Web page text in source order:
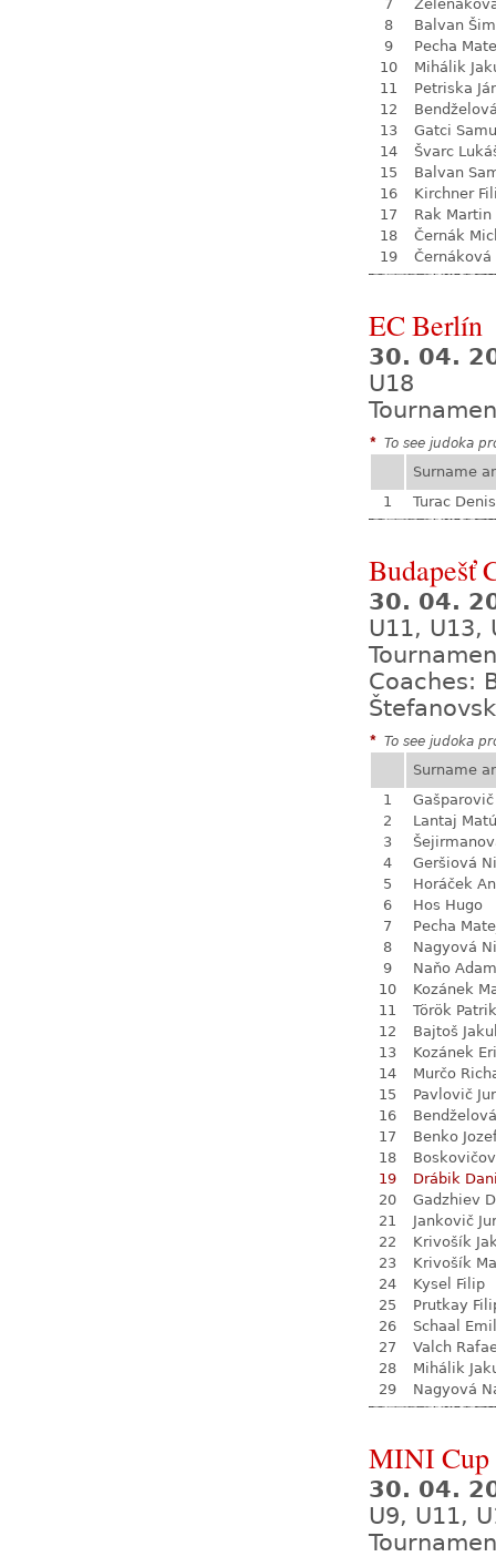
7
8
Balvan
9
Pecha
10
Mihálik
11
Petriska
12
13
Gatci
14
Švarc
15
Balvan
16
Kirchner
17
Rak Martin
18
Černák
19
EC Berlín
30. 04.
U18
* To see judoka
Surname
1
Turac Denis
Budapešť
30. 04.
U11, U13,
Coaches:
* To see judoka
Surname
1
2
Lantaj
3
4
Geršiová
5
Horáček
6
Hos Hugo
7
Pecha
8
Nagyová
9
Naňo Adam
10
Kozánek
11
Török Patrik
12
Bajtoš
13
Kozánek
14
Murčo
15
Pavlovič
16
17
Benko
18
19
Drábik
20
Gadzhiev
21
Jankovič
22
Krivošík
23
Krivošík
24
Kysel Filip
25
Prutkay
26
Schaal
27
Valch
28
Mihálik
29
Nagyová
MINI Cup
30. 04.
U9, U11,